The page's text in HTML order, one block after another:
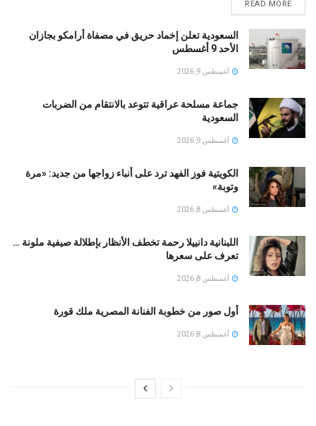
READ MORE
السعودية تعلن إخماد حريق في مصفاة أرامكو بجازان
الأحد 9 أغسطس
أغسطس 9, 2026
جماعة مسلحة عراقية تتوعد بالانتقام من الضربات
السعودية
أغسطس 9, 2026
الكويتية فوز الفهد ترد على أنباء زواجها من جديد: «مرة
وتوبة» ‏
أغسطس 8, 2026
اللبنانية دانييلا رحمة تخطف الأنظار بإطلالة صيفية ملونة …
تعرف على سعرها
أغسطس 8, 2026
أول صور من خطوبة الفنانة المصرية ملك قورة
أغسطس 8, 2026